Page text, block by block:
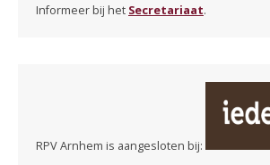
Informeer bij het Secretariaat.
RPV Arnhem is aangesloten bij: